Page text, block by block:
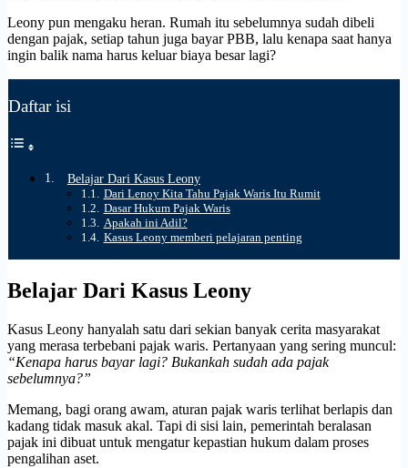
Leony pun mengaku heran. Rumah itu sebelumnya sudah dibeli
dengan pajak, setiap tahun juga bayar PBB, lalu kenapa saat hanya
ingin balik nama harus keluar biaya besar lagi?
Daftar isi
Belajar Dari Kasus Leony
Dari Lenoy Kita Tahu Pajak Waris Itu Rumit
Dasar Hukum Pajak Waris
Apakah ini Adil?
Kasus Leony memberi pelajaran penting
Belajar Dari Kasus Leony
Kasus Leony hanyalah satu dari sekian banyak cerita masyarakat
yang merasa terbebani pajak waris. Pertanyaan yang sering muncul:
“Kenapa harus bayar lagi? Bukankah sudah ada pajak
sebelumnya?”
Memang, bagi orang awam, aturan pajak waris terlihat berlapis dan
kadang tidak masuk akal. Tapi di sisi lain, pemerintah beralasan
pajak ini dibuat untuk mengatur kepastian hukum dalam proses
pengalihan aset.